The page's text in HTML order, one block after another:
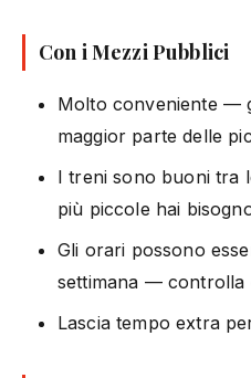
Con i Mezzi Pubblici
Molto conveniente —
maggior parte delle
I treni sono buoni tra
più piccole hai
Gli orari possono
settimana — controlla
Lascia tempo extra